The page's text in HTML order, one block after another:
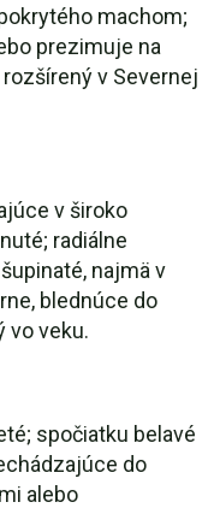
machom;
prezimuje na
v Severnej
v široko
radiálne
najmä v
blednúce do
vo veku.
spočiatku belavé
do
alebo